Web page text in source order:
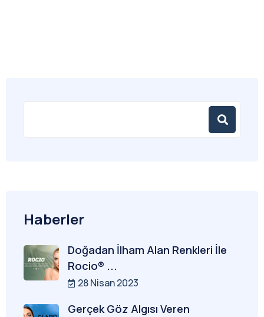
Haberler
Doğadan İlham Alan Renkleri İle
Rocio® ...
28 Nisan 2023
Gerçek Göz Algısı Veren